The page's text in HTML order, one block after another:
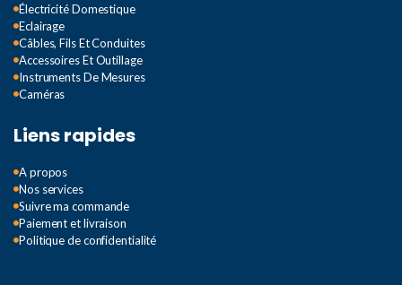
Électricité Domestique
Eclairage
Câbles, Fils Et Conduites
Accessoires Et Outillage
Instruments De Mesures
Caméras
Liens rapides
A propos
Nos services
Suivre ma commande
Paiement et livraison
Politique de confidentialité